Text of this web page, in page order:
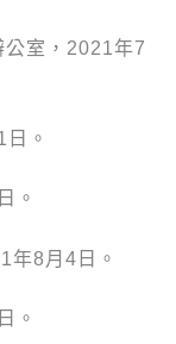
公室，2021年7
。
。
年8月4日。
。